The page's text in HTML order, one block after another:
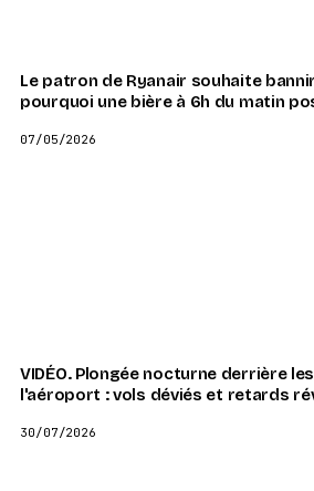
Le patron de Ryanair souhaite
pourquoi une bière à 6h du matin
07/05/2026
VIDÉO. Plongée nocturne derrière
l'aéroport : vols déviés et retards
30/07/2026